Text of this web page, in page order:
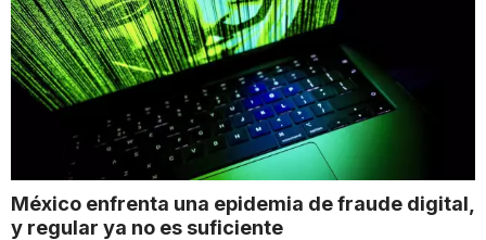
México enfrenta una epidemia de fraude digital,
y regular ya no es suficiente